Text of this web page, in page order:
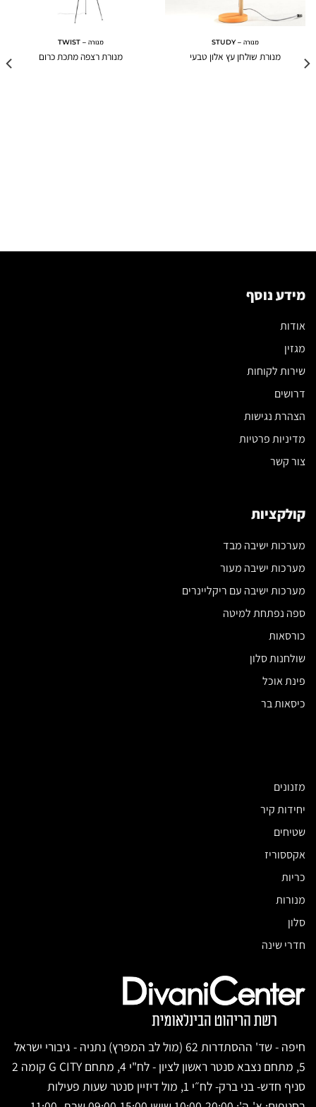
מנורה – STUDY
מנורת שולחן עץ אלון טבעי
מנורה – TWIST
מנורת רצפה מתכת כרום
מידע נוסף
אודות
מגזין
שירות לקוחות
דרושים
הצהרת נגישות
מדיניות פרטיות
צור קשר
קולקציות
מערכות ישיבה מבד
מערכות ישיבה מעור
מערכות ישיבה עם ריקליינרים
ספה נפתחת למיטה
כורסאות
שולחנות סלון
פינת אוכל
כיסאות בר
מזנונים
יחידות קיר
שטיחים
אקססוריז
כריות
מנורות
סלון
חדרי שינה
חיפה - שד' ההסתדרות 62 (מול לב המפרץ) נתניה - גיבורי ישראל
5, מתחם נצבא סנטר ראשון לציון - לח"י 4, מתחם G CITY קומה 2
סניף חדש- בני ברק- לח״י 1, מול דיזיין סנטר שעות פעילות